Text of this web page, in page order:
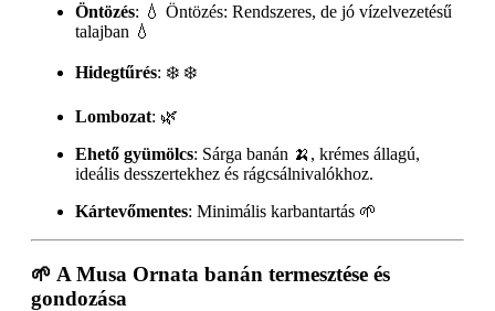
Öntözés: 💧 Öntözés: Rendszeres, de jó vízelvezetésű
talajban 💧
Hidegtűrés: ❄️ ❄️
Lombozat: 🌿
Ehető gyümölcs: Sárga banán 🍌, krémes állagú,
ideális desszertekhez és rágcsálnivalókhoz.
Kártevőmentes: Minimális karbantartás 🌱
🌱 A Musa Ornata banán termesztése és
gondozása